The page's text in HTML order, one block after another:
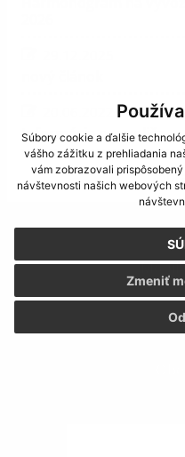
Súbory cookie a ďalšie
vášho zážitku z prehliadania
vám zobrazovali
návštevnosti našich webových
Zmeniť
Informácia pre voliča